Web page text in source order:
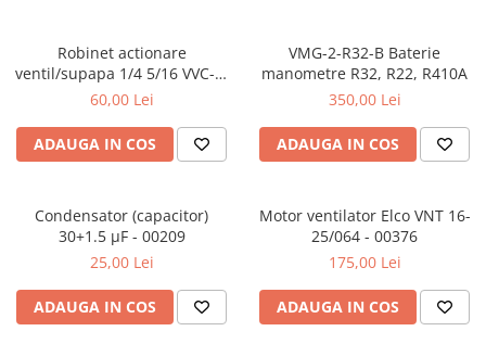
Racorduri antivibrante
Valve termostatice de expansiune
Vizoare de lichid
Robineti
Motor ventilator
Ventilatoare
Ventilator axial
Robinet actionare
ventil/supapa 1/4 5/16 VVC-2-
02639
60,00 Lei
ADAUGA IN COS
VMG-2-R32-B Baterie
manometre R32, R22, R410A
350,00 Lei
ADAUGA IN COS
Condensator (capacitor)
30+1.5 µF - 00209
25,00 Lei
ADAUGA IN COS
Motor ventilator Elco VNT 16-
25/064 - 00376
175,00 Lei
ADAUGA IN COS